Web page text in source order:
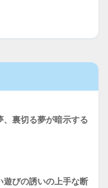
、裏切る夢が暗示する
遊びの誘いの上手な断